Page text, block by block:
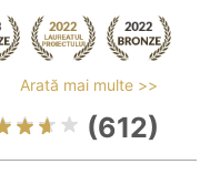
Arată mai multe >>
(612)